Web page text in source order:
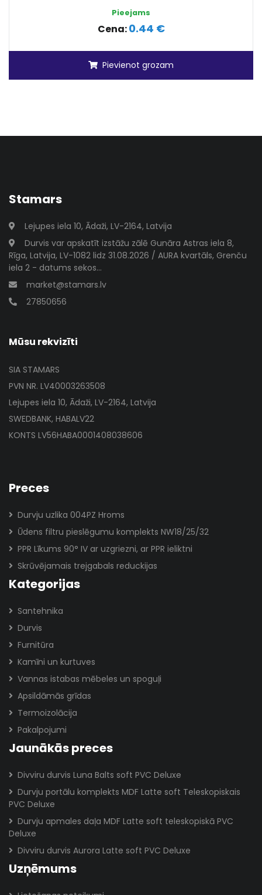
Pieejams
Cena:0.44 €
Pievienot grozam
Stamars
Lejupes iela 10, Ādaži, LV-2164, Latvija
Durvis var apskatīt izstāžu zālē Gunāra Astras iela 8,
Rīga, Latvija, LV-1082 lidz 31.08.2026 / AURA kvartāls, Grenču
iela 2 - datums sekos...
market@stamars.lv
27850656
Mūsu rekvizīti
SIA STAMARS
PVN NR. LV40003263508
Lejupes iela 10, Ādaži, LV-2164, Latvija
SWEDBANK, HABALV22
KONTS LV56HABA0001408038606
Preces
Durvju uzlika 004PZ Hroms
Ūdens filtru pieslēgumu komplekts NW18/25/32
PPR Līkums 90° IV ar uzgriezni, ar PPR ieliktni
Skrūvējamais trejgabals reduckijas
Kategorijas
Santehnika
Durvis
Furnitūra
Kamīni un kurtuves
Vannas istabas mēbeles un spoguļi
Apsildāmās grīdas
Termoizolācija
Pakalpojumi
Jaunākās preces
Divviru durvis Luna Balts soft PVC Deluxe
Durvju portālu komplekts MDF Latte soft Teleskopiskais
PVC Deluxe
Durvju apmales daļa MDF Latte soft teleskopiskā PVC
Deluxe
Divviru durvis Aurora Latte soft PVC Deluxe
Uzņēmums